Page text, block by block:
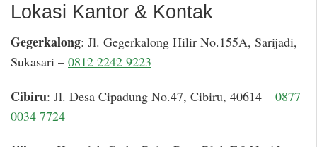
Lokasi Kantor & Kontak
Gegerkalong: Jl. Gegerkalong Hilir No.155A, Sarijadi,
Sukasari – 0812 2242 9223
Cibiru: Jl. Desa Cipadung No.47, Cibiru, 40614 – 0877
0034 7724